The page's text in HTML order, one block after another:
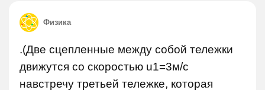
Физика
.(Две сцепленные между собой тележки
движутся со скоростью u1=3м/с
навстречу третьей тележке, которая